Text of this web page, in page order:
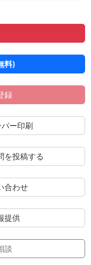
料)
録
ー印刷
を投稿する
合わせ
提供
談